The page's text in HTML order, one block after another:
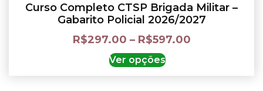
Curso Completo CTSP Brigada Militar –
Gabarito Policial 2026/2027
R$297.00 – R$597.00
Ver opções